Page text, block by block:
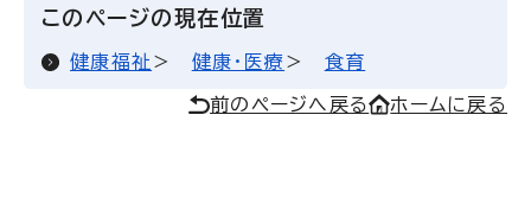
このページの現在位置
健康福祉 健康・医療 食育
前のページへ戻る ホームに戻る